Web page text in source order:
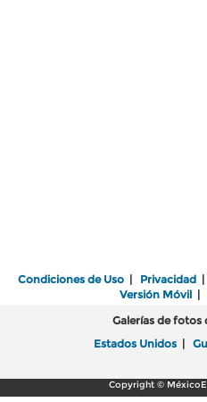
Condiciones de Uso | Privacidad |
Versión Móvil|
Galerías de fotos
Estados Unidos |
Copyright ©